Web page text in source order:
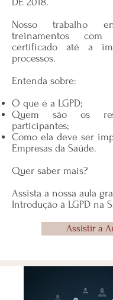
Nosso trabalho
treinamentos
certificado até a
processos.
Entenda sobre:
O que é a LGPD;
Quem são os
participantes;
Como ela deve ser
Empresas da Saúde.
Quer saber mais?
Assista a nossa aula
Introdução à LGPD na
Assistir a